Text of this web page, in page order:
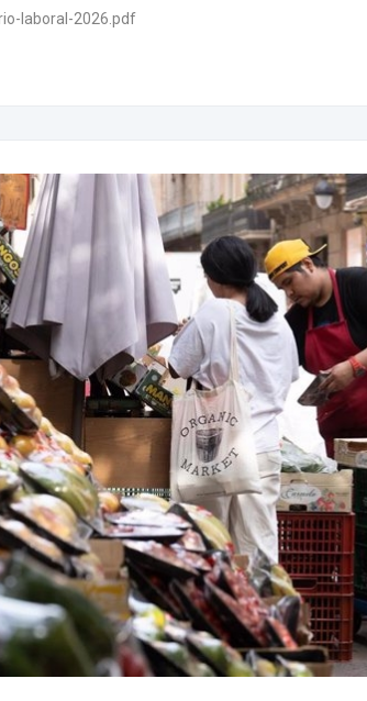
laboral-2026.pdf